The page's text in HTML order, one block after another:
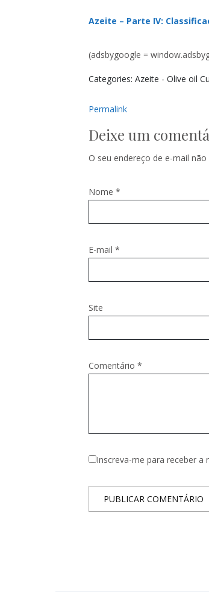
Azeite – Parte IV:
(adsbygoogle =
Categories: Azeite - Olive oil
Permalink
Deixe um
O seu endereço de e-mail não
Nome *
E-mail *
Site
Comentário *
Inscreva-me para receber a